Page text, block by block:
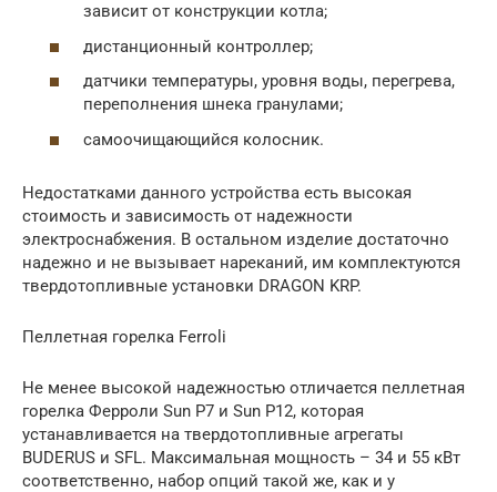
зависит от конструкции котла;
дистанционный контроллер;
датчики температуры, уровня воды, перегрева,
переполнения шнека гранулами;
самоочищающийся колосник.
Недостатками данного устройства есть высокая
стоимость и зависимость от надежности
электроснабжения. В остальном изделие достаточно
надежно и не вызывает нареканий, им комплектуются
твердотопливные установки DRAGON KRP.
Пеллетная горелка Ferroli
Не менее высокой надежностью отличается пеллетная
горелка Ферроли Sun P7 и Sun P12, которая
устанавливается на твердотопливные агрегаты
BUDERUS и SFL. Максимальная мощность – 34 и 55 кВт
соответственно, набор опций такой же, как и у